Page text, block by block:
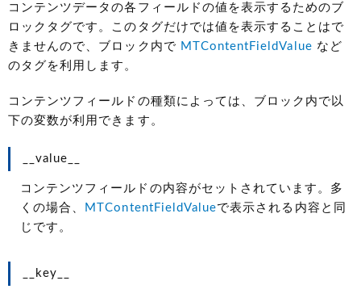
コンテンツデータの各フィールドの値を表示するためのブ
ロックタグです。このタグだけでは値を表示することはで
きませんので、ブロック内で MTContentFieldValue など
のタグを利用します。
コンテンツフィールドの種類によっては、ブロック内で以
下の変数が利用できます。
__value__
コンテンツフィールドの内容がセットされています。多
くの場合、
MTContentFieldValueで表示される内容と同
じです。
__key__